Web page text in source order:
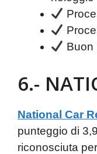
Buon
6.-
National Car
punteggio di
riconosciuta